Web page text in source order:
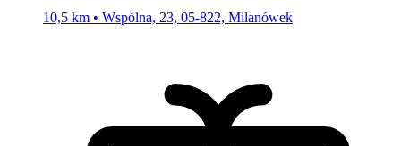
10,5 km • Wspólna, 23, 05-822, Milanówek